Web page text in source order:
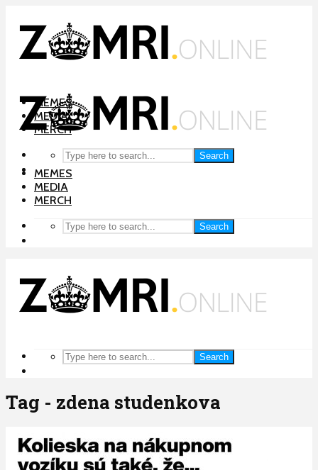
MEMES
MEDIA
MERCH
Search
MEMES
MEDIA
MERCH
Search
Search
Tag - zdena studenkova